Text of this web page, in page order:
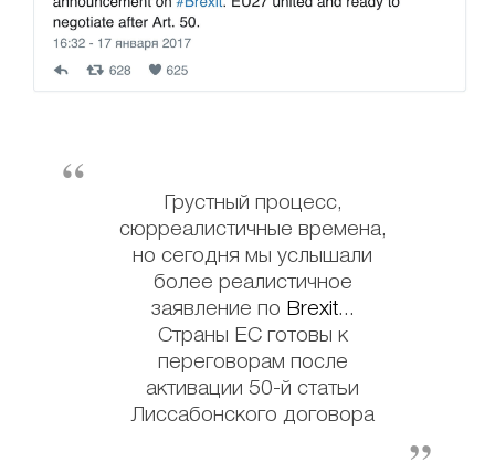
Грустный процесс,
сюрреалистичные времена,
но сегодня мы услышали
более реалистичное
заявление по Brexit...
Страны ЕС готовы к
переговорам после
активации 50-й статьи
Лиссабонского договора